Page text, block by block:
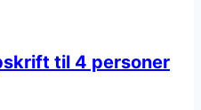
til 4 personer